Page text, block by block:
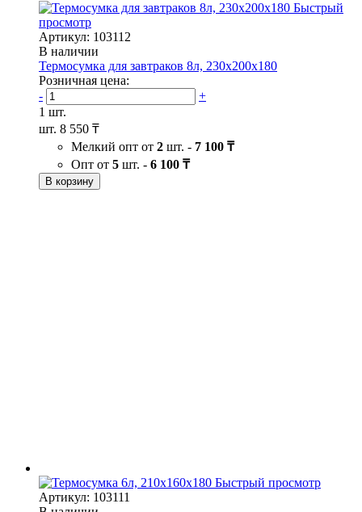
Быстрый
просмотр
Артикул: 103112
В наличии
Термосумка для завтраков 8л, 230х200х180
Розничная цена:
-
+
1 шт.
шт. 8 550 ₸
Мелкий опт от 2 шт. - 7 100 ₸
Опт от 5 шт. - 6 100 ₸
В корзину
Быстрый просмотр
Артикул: 103111